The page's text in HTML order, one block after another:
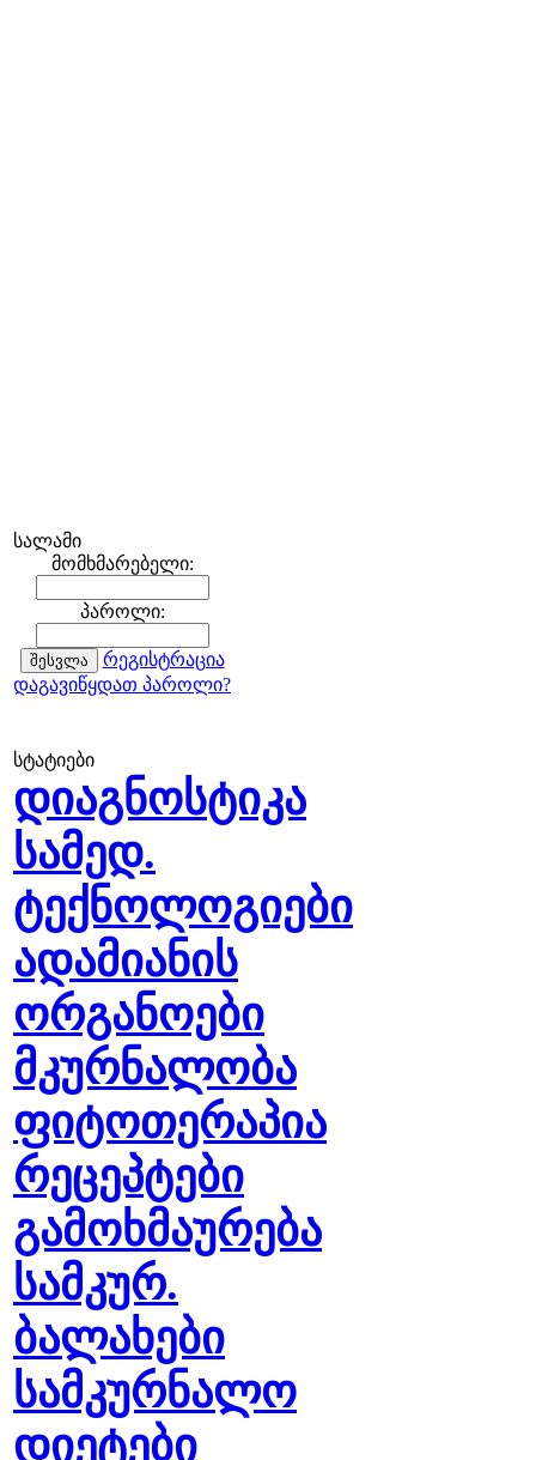
სალამი
მომხმარებელი:
პაროლი:
რეგისტრაცია
დაგავიწყდათ პაროლი?
სტატიები
დიაგნოსტიკა
სამედ.
ტექნოლოგიები
ადამიანის
ორგანოები
მკურნალობა
ფიტოთერაპია
რეცეპტები
გამოხმაურება
სამკურ.
ბალახები
სამკურნალო
დიეტები